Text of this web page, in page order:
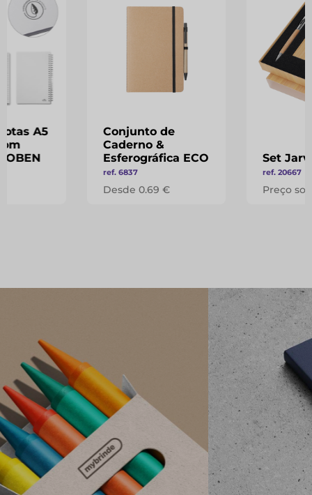
A5
Conjunto de
Caderno &
Esferográfica ECO
ref. 6837
Desde 0.69 €
Set
ref. 20667
Preço